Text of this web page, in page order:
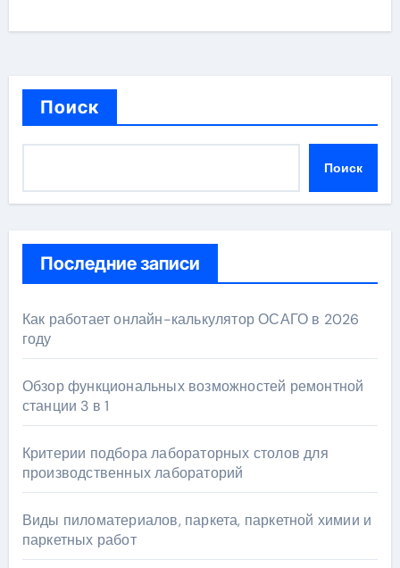
Поиск
Поиск
Последние записи
Как работает онлайн-калькулятор ОСАГО в 2026
году
Обзор функциональных возможностей ремонтной
станции 3 в 1
Критерии подбора лабораторных столов для
производственных лабораторий
Виды пиломатериалов, паркета, паркетной химии и
паркетных работ